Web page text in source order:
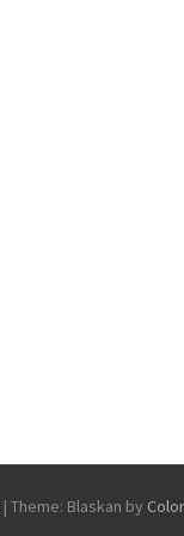
| Theme: Blaskan by